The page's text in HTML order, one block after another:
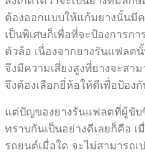
ต้องออกแบบให้แก้มยางนั้นมี
เป็นพิเศษก็เพื่อที่จะป้องการก
ตัวล้อ เนื่องจากยางรันแฟลต
จึงมีความเสี่ยงสูงที่ยางจะสา
จึงต้องเลือกยี่ห้อให้ดีเพื่อป้อง
แต่ปัญของยางรันแฟลตที่ผู้ขับ
ทราบกันเป็นอย่างดีเลยก็คือ
รถยนต์เมื่อใด จะไม่สามารถ